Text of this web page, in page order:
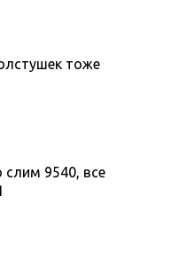
тоже
слим 9540, все